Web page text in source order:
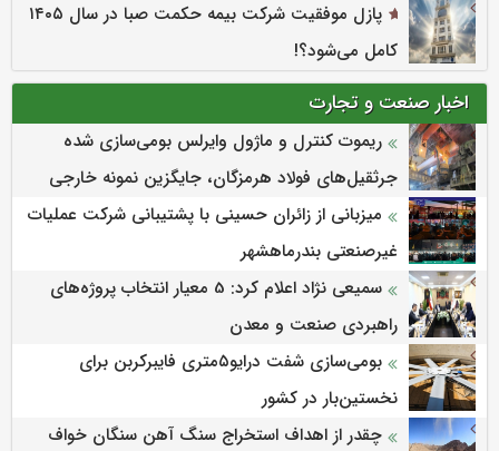
پازل موفقیت شرکت بیمه حکمت صبا در سال ۱۴۰۵
کامل می‌شود؟!
اخبار صنعت و تجارت
ریموت کنترل و ماژول وایرلس بومی‌سازی شده
جرثقیل‌های فولاد هرمزگان، جایگزین نمونه خارجی
میزبانی از زائران حسینی با پشتیبانی شرکت عملیات
غیرصنعتی بندرماهشهر
سمیعی‌ نژاد اعلام کرد: 5 معیار انتخاب پروژه‌های
راهبردی صنعت و معدن
بومی‌سازی شفت درایو۵متری فایبرکربن برای
نخستین‌بار در کشور
چقدر از اهداف استخراج سنگ آهن سنگان خواف